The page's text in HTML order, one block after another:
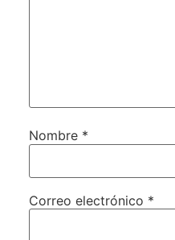
Nombre *
Correo electrónico *